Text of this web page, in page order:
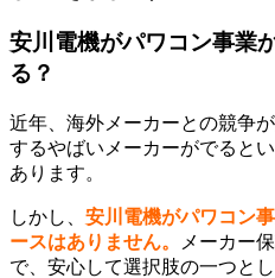
安川電機がパワコン事業
る？
近年、海外メーカーとの競争
するやばいメーカーがでると
あります。
しかし、 安川電機がパワコン
ースはありません。
メーカー
で、安心して選択肢の一つとし